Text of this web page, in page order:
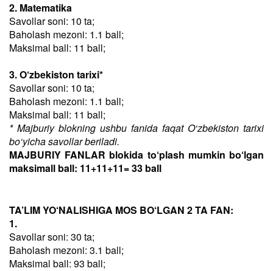
2. Matematika
Savollar soni: 10 ta;
Baholash mezoni: 1.1 ball;
Maksimal ball: 11 ball;
3. O‘zbekiston tarixi*
Savollar soni: 10 ta;
Baholash mezoni: 1.1 ball;
Maksimal ball: 11 ball;
* Majburiy blokning ushbu fanida faqat O‘zbekiston tarixi
bo‘yicha savollar beriladi.
MAJBURIY FANLAR blokida to‘plash mumkin bo‘lgan
maksimall ball: 11+11+11= 33 ball
TA’LIM YO‘NALISHIGA MOS BO‘LGAN 2 TA FAN:
1.
Savollar soni: 30 ta;
Baholash mezoni: 3.1 ball;
Maksimal ball: 93 ball;